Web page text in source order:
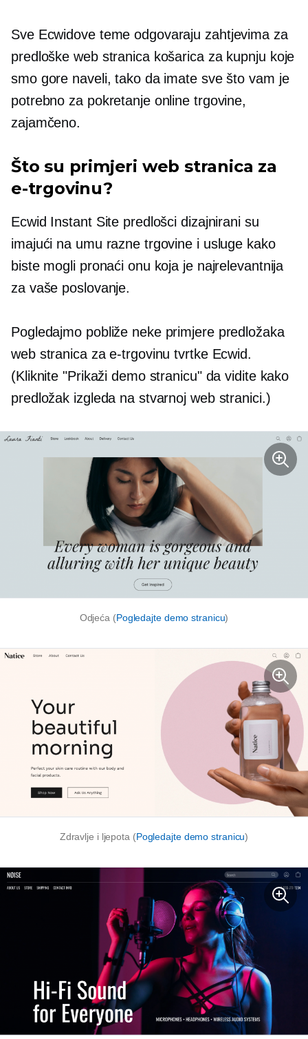
Sve Ecwidove teme odgovaraju zahtjevima za
predloške web stranica košarica za kupnju koje
smo gore naveli, tako da imate sve što vam je
potrebno za pokretanje online trgovine,
zajamčeno.
Što su primjeri web stranica za
e-trgovinu?
Ecwid Instant Site predlošci dizajnirani su
imajući na umu razne trgovine i usluge kako
biste mogli pronaći onu koja je najrelevantnija
za vaše poslovanje.
Pogledajmo pobliže neke primjere predložaka
web stranica za e-trgovinu tvrtke Ecwid.
(Kliknite "Prikaži demo stranicu" da vidite kako
predložak izgleda na stvarnoj web stranici.)
Odjeća (Pogledajte demo stranicu)
Zdravlje i ljepota (Pogledajte demo stranicu)